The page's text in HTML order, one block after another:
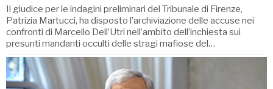
Il giudice per le indagini preliminari del Tribunale di Firenze,
Patrizia Martucci, ha disposto l’archiviazione delle accuse nei
confronti di Marcello Dell’Utri nell’ambito dell’inchiesta sui
presunti mandanti occulti delle stragi mafiose del…